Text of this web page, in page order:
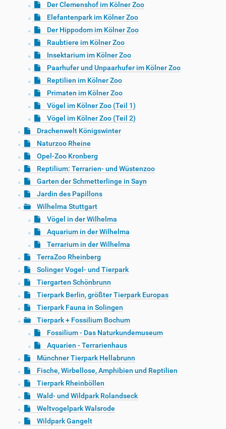
Der Clemenshof im Kölner Zoo
Elefantenpark im Kölner Zoo
Der Hippodom im Kölner Zoo
Raubtiere im Kölner Zoo
Insektarium im Kölner Zoo
Paarhufer und Unpaarhufer im Kölner Zoo
Reptilien im Kölner Zoo
Primaten im Kölner Zoo
Vögel im Kölner Zoo (Teil 1)
Vögel im Kölner Zoo (Teil 2)
Drachenwelt Königswinter
Naturzoo Rheine
Opel-Zoo Kronberg
Reptilium: Terrarien- und Wüstenzoo
Garten der Schmetterlinge in Sayn
Jardin des Papillons
Wilhelma Stuttgart
Vögel in der Wilhelma
Aquarium in der Wilhelma
Terrarium in der Wilhelma
TerraZoo Rheinberg
Solinger Vogel- und Tierpark
Tiergarten Schönbrunn
Tierpark Berlin, größter Tierpark Europas
Tierpark Fauna in Solingen
Tierpark + Fossilium Bochum
Fossilium - Das Naturkundemuseum
Aquarien - Terrarienhaus
Münchner Tierpark Hellabrunn
Fische, Wirbellose, Amphibien und Reptilien
Tierpark Rheinböllen
Wald- und Wildpark Rolandseck
Weltvogelpark Walsrode
Wildpark Gangelt